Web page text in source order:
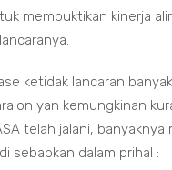
membuktikan kinerja
ketidak lancaran
yan kemungkinan
telah jalani,
sebabkan dalam prihal :